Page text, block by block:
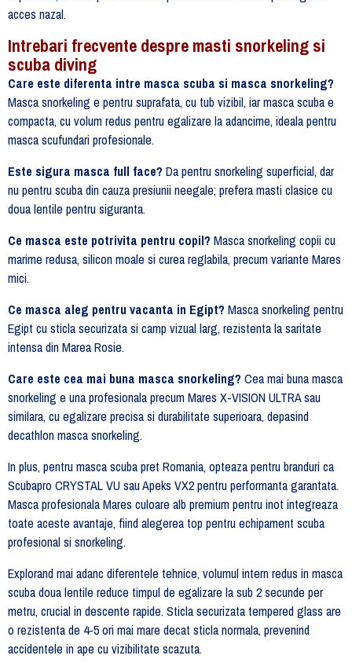
acces nazal.
Intrebari frecvente despre masti snorkeling si
scuba diving
Care este diferenta intre masca scuba si masca snorkeling?
Masca snorkeling e pentru suprafata, cu tub vizibil, iar masca scuba e
compacta, cu volum redus pentru egalizare la adancime, ideala pentru
masca scufundari profesionale.
Este sigura masca full face? Da pentru snorkeling superficial, dar
nu pentru scuba din cauza presiunii neegale; prefera masti clasice cu
doua lentile pentru siguranta.
Ce masca este potrivita pentru copil? Masca snorkeling copii cu
marime redusa, silicon moale si curea reglabila, precum variante Mares
mici.
Ce masca aleg pentru vacanta in Egipt? Masca snorkeling pentru
Egipt cu sticla securizata si camp vizual larg, rezistenta la saritate
intensa din Marea Rosie.
Care este cea mai buna masca snorkeling? Cea mai buna masca
snorkeling e una profesionala precum Mares X-VISION ULTRA sau
similara, cu egalizare precisa si durabilitate superioara, depasind
decathlon masca snorkeling.
In plus, pentru masca scuba pret Romania, opteaza pentru branduri ca
Scubapro CRYSTAL VU sau Apeks VX2 pentru performanta garantata.
Masca profesionala Mares culoare alb premium pentru inot integreaza
toate aceste avantaje, fiind alegerea top pentru echipament scuba
profesional si snorkeling.
Explorand mai adanc diferentele tehnice, volumul intern redus in masca
scuba doua lentile reduce timpul de egalizare la sub 2 secunde per
metru, crucial in descente rapide. Sticla securizata tempered glass are
o rezistenta de 4-5 ori mai mare decat sticla normala, prevenind
accidentele in ape cu vizibilitate scazuta.